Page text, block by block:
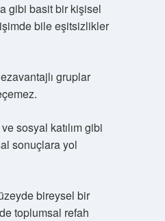
gibi basit bir kişisel
bile eşitsizlikler
gruplar
sosyal katılım gibi
sonuçlara yol
bireysel bir
toplumsal refah